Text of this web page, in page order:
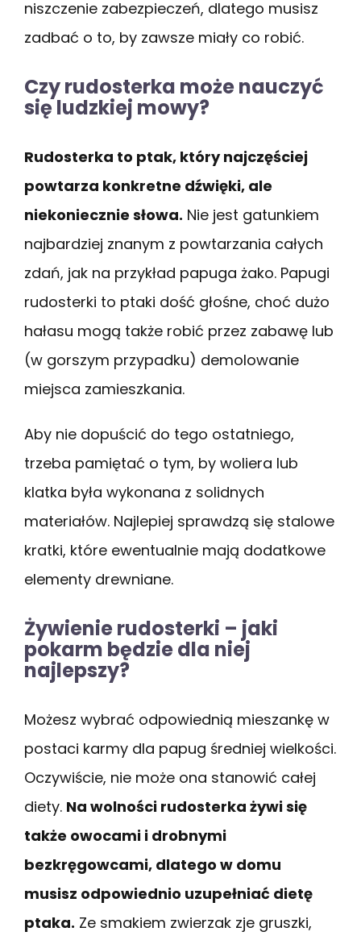
niszczenie zabezpieczeń, dlatego musisz
zadbać o to, by zawsze miały co robić.
Czy rudosterka może nauczyć
się ludzkiej mowy?
Rudosterka to ptak, który najczęściej
powtarza konkretne dźwięki, ale
niekoniecznie słowa. Nie jest gatunkiem
najbardziej znanym z powtarzania całych
zdań, jak na przykład papuga żako. Papugi
rudosterki to ptaki dość głośne, choć dużo
hałasu mogą także robić przez zabawę lub
(w gorszym przypadku) demolowanie
miejsca zamieszkania.
Aby nie dopuścić do tego ostatniego,
trzeba pamiętać o tym, by woliera lub
klatka była wykonana z solidnych
materiałów. Najlepiej sprawdzą się stalowe
kratki, które ewentualnie mają dodatkowe
elementy drewniane.
Żywienie rudosterki – jaki
pokarm będzie dla niej
najlepszy?
Możesz wybrać odpowiednią mieszankę w
postaci karmy dla papug średniej wielkości.
Oczywiście, nie może ona stanowić całej
diety. Na wolności rudosterka żywi się
także owocami i drobnymi
bezkręgowcami, dlatego w domu
musisz odpowiednio uzupełniać dietę
ptaka. Ze smakiem zwierzak zje gruszki,